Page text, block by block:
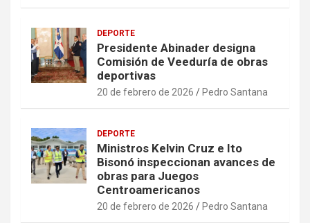
DEPORTE
Presidente Abinader designa
Comisión de Veeduría de obras
deportivas
20 de febrero de 2026 Pedro Santana
DEPORTE
Ministros Kelvin Cruz e Ito
Bisonó inspeccionan avances de
obras para Juegos
Centroamericanos
20 de febrero de 2026 Pedro Santana